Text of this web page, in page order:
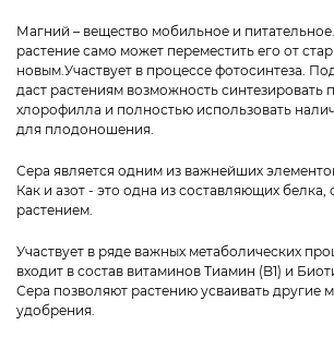
Магний – вещество мобильное и питательное.
растение само может переместить его от
новым.Участвует в процессе фотосинтеза.
даст растениям возможность синтезировать
хлорофилла и полностью использовать
для плодоношения.
Сера является одним из важнейших
Как и азот - это одна из составляющих белка,
растением.
Участвует в ряде важных метаболических
входит в состав витаминов Тиамин (B1) и
Сера позволяют растению усваивать другие
удобрения.